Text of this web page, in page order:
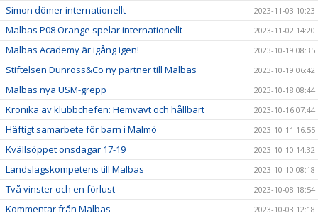
Simon dömer internationellt 2023-11-03 10:23
Malbas P08 Orange spelar internationellt 2023-11-02 14:20
Malbas Academy är igång igen! 2023-10-19 08:35
Stiftelsen Dunross&Co ny partner till Malbas 2023-10-19 06:42
Malbas nya USM-grepp 2023-10-18 08:44
Krönika av klubbchefen: Hemvävt och hållbart 2023-10-16 07:44
Häftigt samarbete för barn i Malmö 2023-10-11 16:55
Kvällsöppet onsdagar 17-19 2023-10-10 14:32
Landslagskompetens till Malbas 2023-10-10 08:18
Två vinster och en förlust 2023-10-08 18:54
Kommentar från Malbas 2023-10-03 12:18